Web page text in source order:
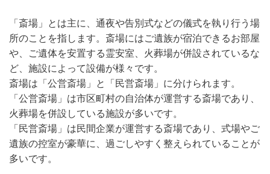
「斎場」とは主に、通夜や告別式などの儀式を執り行う場
所のことを指します。斎場にはご遺族が宿泊できるお部屋
や、ご遺体を安置する霊安室、火葬場が併設されているな
ど、施設によって設備が様々です。
斎場は「公営斎場」と「民営斎場」に分けられます。
「公営斎場」は市区町村の自治体が運営する斎場であり、
火葬場を併設している施設が多いです。
「民営斎場」は民間企業が運営する斎場であり、式場やご
遺族の控室が豪華に、過ごしやすく整えられていることが
多いです。